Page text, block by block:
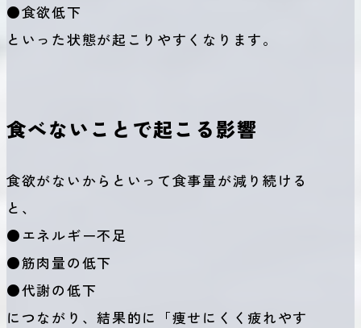
●食欲低下
といった状態が起こりやすくなります。
食べないことで起こる影響
食欲がないからといって食事量が減り続ける
と、
●エネルギー不足
●筋肉量の低下
●代謝の低下
につながり、結果的に「痩せにくく疲れやす